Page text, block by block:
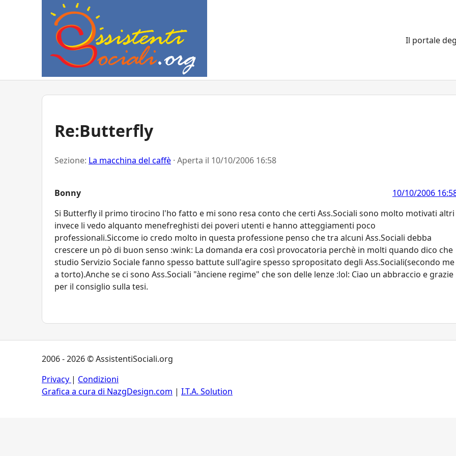
Il portale
Re:Butterfly
Sezione: La macchina del caffè · Aperta il 10/10/2006 16:58
Bonny
10/10/2006
Si Butterfly il primo tirocino l'ho fatto e mi sono resa conto che certi Ass.Sociali sono molto motivati altri
invece li vedo alquanto menefreghisti dei poveri utenti e hanno atteggiamenti poco
professionali.Siccome io credo molto in questa professione penso che tra alcuni Ass.Sociali debba
crescere un pò di buon senso :wink: La domanda era così provocatoria perchè in molti quando dico che
studio Servizio Sociale fanno spesso battute sull'agire spesso spropositato degli Ass.Sociali(secondo me
a torto).Anche se ci sono Ass.Sociali "ànciene regime" che son delle lenze :lol: Ciao un abbraccio e grazie
per il consiglio sulla tesi.
2006 - 2026 © AssistentiSociali.org
Privacy | Condizioni
Grafica a cura di NazgDesign.com | I.T.A. Solution